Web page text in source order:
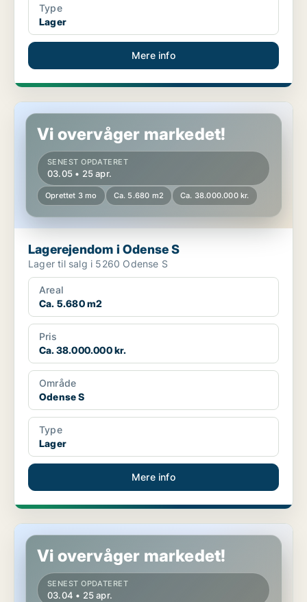
Type
Lager
Mere info
Lagerejendom i Odense S
Vi overvåger markedet!
SENEST OPDATERET
03.05 • 25 apr.
Oprettet 3 mo Ca. 5.680 m2 Ca. 38.000.000 kr.
Lagerejendom i Odense S
Lager til salg i 5260 Odense S
Areal
Ca. 5.680 m2
Pris
Ca. 38.000.000 kr.
Område
Odense S
Type
Lager
Mere info
Lagerejendom i Odense S
Vi overvåger markedet!
SENEST OPDATERET
03.04 • 25 apr.